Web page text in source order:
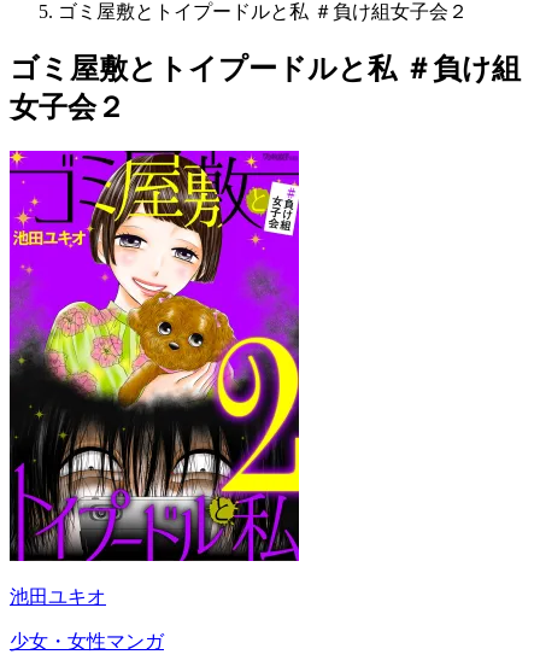
ゴミ屋敷とトイプードルと私 ＃負け組女子会２
ゴミ屋敷とトイプードルと私 ＃負け組
女子会２
池田ユキオ
少女・女性マンガ